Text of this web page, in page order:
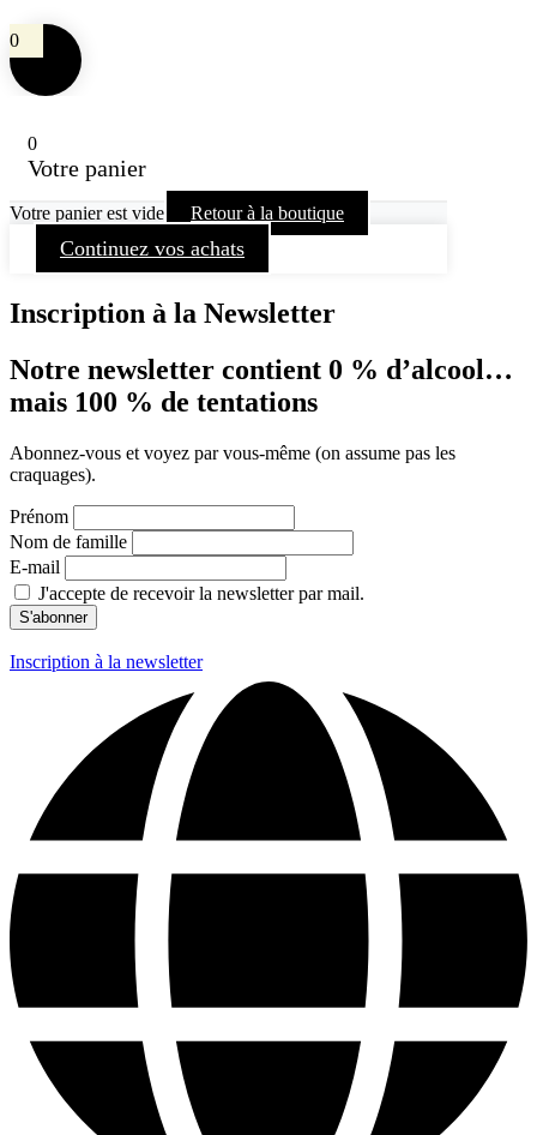
0
0
Votre panier
Votre panier est vide Retour à la boutique
Continuez vos achats
Inscription à la Newsletter
Notre newsletter contient 0 % d’alcool…
mais 100 % de tentations
Abonnez-vous et voyez par vous-même (on assume pas les
craquages).
Prénom
Nom de famille
E-mail
J'accepte de recevoir la newsletter par mail.
Inscription à la newsletter